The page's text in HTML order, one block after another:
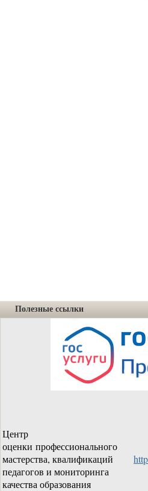
Полезные ссылки
Центр
оценки профессионального
мастерства, квалификаций
педагогов и мониторинга
качества образования